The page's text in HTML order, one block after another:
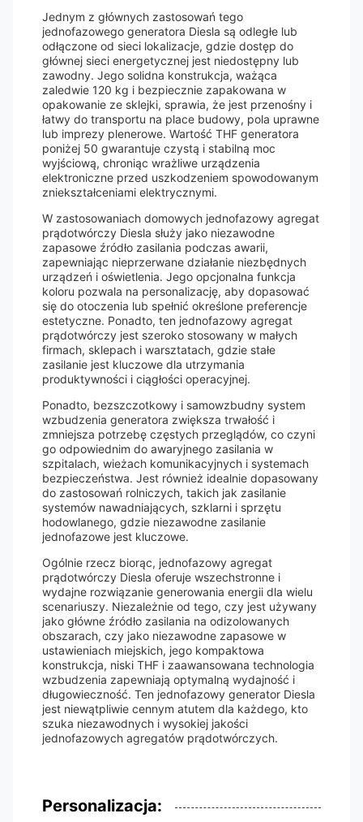
Jednym z głównych zastosowań tego
jednofazowego generatora Diesla są odległe lub
odłączone od sieci lokalizacje, gdzie dostęp do
głównej sieci energetycznej jest niedostępny lub
zawodny. Jego solidna konstrukcja, ważąca
zaledwie 120 kg i bezpiecznie zapakowana w
opakowanie ze sklejki, sprawia, że jest przenośny i
łatwy do transportu na place budowy, pola uprawne
lub imprezy plenerowe. Wartość THF generatora
poniżej 50 gwarantuje czystą i stabilną moc
wyjściową, chroniąc wrażliwe urządzenia
elektroniczne przed uszkodzeniem spowodowanym
zniekształceniami elektrycznymi.
W zastosowaniach domowych jednofazowy agregat
prądotwórczy Diesla służy jako niezawodne
zapasowe źródło zasilania podczas awarii,
zapewniając nieprzerwane działanie niezbędnych
urządzeń i oświetlenia. Jego opcjonalna funkcja
koloru pozwala na personalizację, aby dopasować
się do otoczenia lub spełnić określone preferencje
estetyczne. Ponadto, ten jednofazowy agregat
prądotwórczy jest szeroko stosowany w małych
firmach, sklepach i warsztatach, gdzie stałe
zasilanie jest kluczowe dla utrzymania
produktywności i ciągłości operacyjnej.
Ponadto, bezszczotkowy i samowzbudny system
wzbudzenia generatora zwiększa trwałość i
zmniejsza potrzebę częstych przeglądów, co czyni
go odpowiednim do awaryjnego zasilania w
szpitalach, wieżach komunikacyjnych i systemach
bezpieczeństwa. Jest również idealnie dopasowany
do zastosowań rolniczych, takich jak zasilanie
systemów nawadniających, szklarni i sprzętu
hodowlanego, gdzie niezawodne zasilanie
jednofazowe jest kluczowe.
Ogólnie rzecz biorąc, jednofazowy agregat
prądotwórczy Diesla oferuje wszechstronne i
wydajne rozwiązanie generowania energii dla wielu
scenariuszy. Niezależnie od tego, czy jest używany
jako główne źródło zasilania na odizolowanych
obszarach, czy jako niezawodne zapasowe w
ustawieniach miejskich, jego kompaktowa
konstrukcja, niski THF i zaawansowana technologia
wzbudzenia zapewniają optymalną wydajność i
długowieczność. Ten jednofazowy generator Diesla
jest niewątpliwie cennym atutem dla każdego, kto
szuka niezawodnych i wysokiej jakości
jednofazowych agregatów prądotwórczych.
Personalizacja: